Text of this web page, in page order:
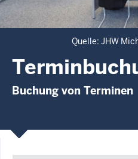
Quelle: JHW
Buchung von Terminen